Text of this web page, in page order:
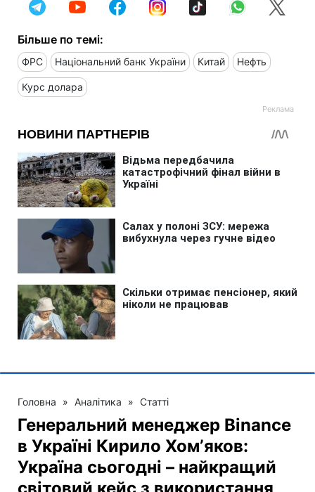
Більше по темі:
ФРС Національний банк України Китай Нефть
Курс долара
Головна » Аналітика » Статті
Генеральний менеджер Binance
в Україні Кирило Хомʼяков:
Україна сьогодні – найкращий